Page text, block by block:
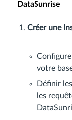
DataSunrise
Créer une
votre
Définir
les